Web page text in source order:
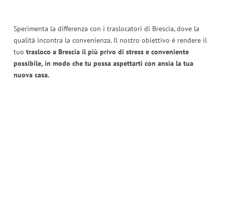
Sperimenta la differenza con i traslocatori di Brescia, dove la
qualità incontra la convenienza. Il nostro obiettivo è rendere il
tuo trasloco a Brescia il più privo di stress e conveniente
possibile, in modo che tu possa aspettarti con ansia la tua
nuova casa.